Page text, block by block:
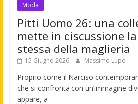
Moda
Pitti Uomo 26: una
mette in discussione
stessa della maglieria
15 Giugno 2026 Massimo Lupo
Proprio come il Narciso
che si confronta con un’immagine
appare, a